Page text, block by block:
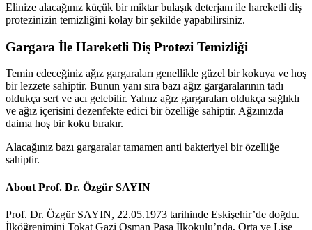
Elinize alacağınız küçük bir miktar bulaşık deterjanı ile hareketli diş
protezinizin temizliğini kolay bir şekilde yapabilirsiniz.
Gargara İle Hareketli Diş Protezi Temizliği
Temin edeceğiniz ağız gargaraları genellikle güzel bir kokuya ve hoş
bir lezzete sahiptir. Bunun yanı sıra bazı ağız gargaralarının tadı
oldukça sert ve acı gelebilir. Yalnız ağız gargaraları oldukça sağlıklı
ve ağız içerisini dezenfekte edici bir özelliğe sahiptir. Ağzınızda
daima hoş bir koku bırakır.
Alacağınız bazı gargaralar tamamen anti bakteriyel bir özelliğe
sahiptir.
About Prof. Dr. Özgür SAYIN
Prof. Dr. Özgür SAYIN, 22.05.1973 tarihinde Eskişehir’de doğdu.
İlköğrenimini Tokat Gazi Osman Paşa İlkokulu’nda, Orta ve Lise